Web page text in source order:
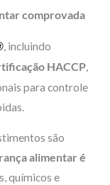
comprovada
, incluindo
HACCP,
para controle
são
alimentar é
químicos e